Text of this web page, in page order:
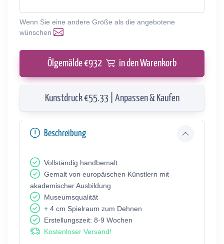
Wenn Sie eine andere Größe als die angebotene
wünschen
Ölgemälde €932 in den Warenkorb
Kunstdruck €55.33 | Anpassen & Kaufen
Beschreibung
Vollständig handbemalt
Gemalt von europäischen Künstlern mit
akademischer Ausbildung
Museumsqualität
+ 4 cm Spielraum zum Dehnen
Erstellungszeit: 8-9 Wochen
Kostenloser Versand!